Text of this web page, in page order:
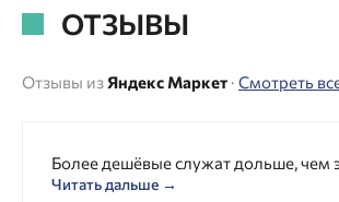
ОТЗЫВЫ
Отзывы из Яндекс Маркет · Смотреть
Более дешёвые служат дольше, чем
Читать дальше →